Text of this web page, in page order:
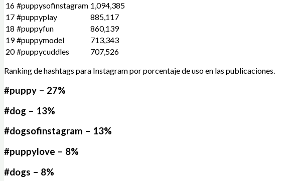
16 #puppysofinstagram 1,094,385
17 #puppyplay
885,117
18 #puppyfun
860,139
19 #puppymodel
713,343
20 #puppycuddles
707,526
Ranking de hashtags para Instagram por porcentaje de uso en las publicaciones.
#puppy – 27%
#dog – 13%
#dogsofinstagram – 13%
#puppylove – 8%
#dogs – 8%